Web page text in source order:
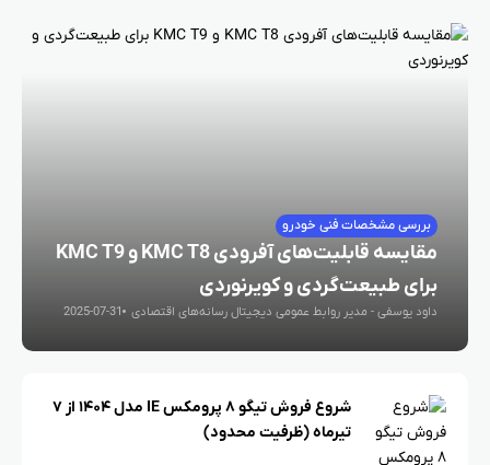
بررسی مشخصات فنی خودرو
مقایسه قابلیت‌های آفرودی KMC T8 و KMC T9
برای طبیعت‌گردی و کویرنوردی
داود یوسفی - مدیر روابط عمومی دیجیتال رسانه‌های اقتصادی 2025-07-31
شروع فروش تیگو ۸ پرومکس IE مدل ۱۴۰۴ از ۷
تیرماه (ظرفیت محدود)